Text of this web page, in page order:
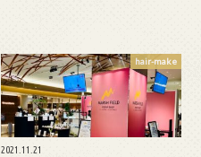
hair-make
2021.11.21